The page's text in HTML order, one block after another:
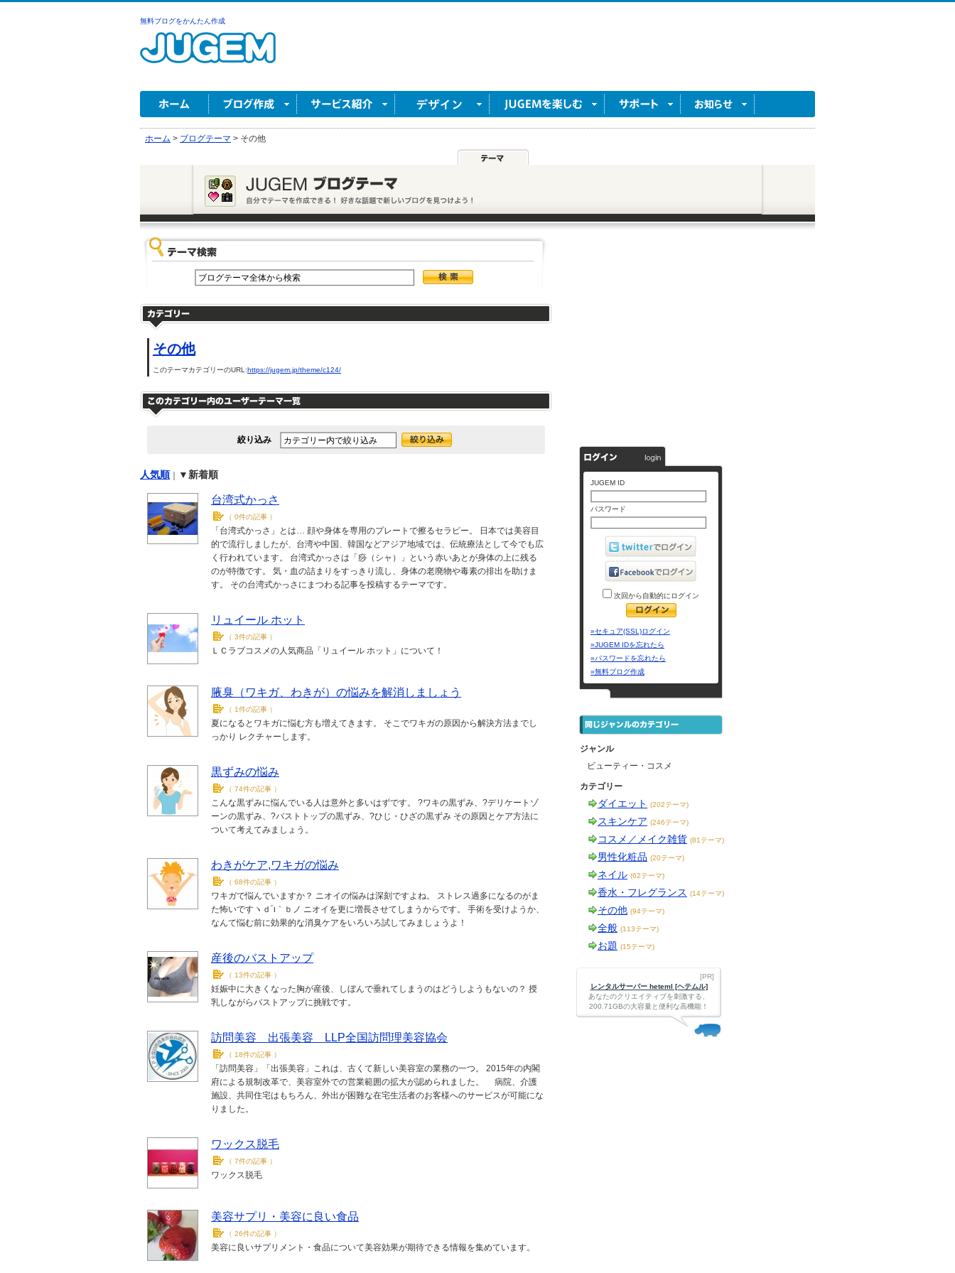
無料ブログをかんたん作成
ホーム > ブログテーマ > その他
その他
このテーマカテゴリーのURL:https://jugem.jp/theme/c124/
絞り込み
人気順 ▼新着順
台湾式かっさ
（ 0件の記事 ）
「台湾式かっさ」とは… 顔や身体を専用のプレートで擦るセラピー。 日本では美容目
的で流行しましたが、台湾や中国、韓国などアジア地域では、伝統療法として今でも広
く行われています。 台湾式かっさは「痧（シャ）」という赤いあとが身体の上に残る
のが特徴です。 気・血の詰まりをすっきり流し、身体の老廃物や毒素の排出を助けま
す。 その台湾式かっさにまつわる記事を投稿するテーマです。
リュイール ホット
（ 3件の記事 ）
ＬＣラブコスメの人気商品「リュイール ホット」について！
腋臭（ワキガ、わきが）の悩みを解消しましょう
（ 1件の記事 ）
夏になるとワキガに悩む方も増えてきます。 そこでワキガの原因から解決方法までし
っかり レクチャーします。
黒ずみの悩み
（ 74件の記事 ）
こんな黒ずみに悩んでいる人は意外と多いはずです。 ?ワキの黒ずみ、?デリケートゾ
ーンの黒ずみ、?バストトップの黒ずみ、?ひじ・ひざの黒ずみ その原因とケア方法に
ついて考えてみましょう。
わきがケア,ワキガの悩み
（ 68件の記事 ）
ワキガで悩んでいますか？ ニオイの悩みは深刻ですよね。 ストレス過多になるのがま
た怖いですヽｄ´ι｀ｂノ ニオイを更に増長させてしまうからです。 手術を受けようか、
なんて悩む前に効果的な消臭ケアをいろいろ試してみましょうよ！
産後のバストアップ
（ 13件の記事 ）
妊娠中に大きくなった胸が産後、しぼんで垂れてしまうのはどうしようもないの？ 授
乳しながらバストアップに挑戦です。
訪問美容 出張美容 LLP全国訪問理美容協会
（ 18件の記事 ）
「訪問美容」「出張美容」これは、古くて新しい美容室の業務の一つ。 2015年の内閣
府による規制改革で、美容室外での営業範囲の拡大が認められました。 病院、介護
施設、共同住宅はもちろん、外出が困難な在宅生活者のお客様へのサービスが可能にな
りました。
ワックス脱毛
（ 7件の記事 ）
ワックス脱毛
美容サプリ・美容に良い食品
（ 26件の記事 ）
美容に良いサプリメント・食品について美容効果が期待できる情報を集めています。
JUGEM ID
パスワード
次回から自動的にログイン
»セキュア(SSL)ログイン
»JUGEM IDを忘れたら
»パスワードを忘れたら
»無料ブログ作成
ジャンル
ビューティー・コスメ
カテゴリー
ダイエット (202テーマ)
スキンケア (246テーマ)
コスメ／メイク雑貨 (81テーマ)
男性化粧品 (20テーマ)
ネイル (62テーマ)
香水・フレグランス (14テーマ)
その他 (94テーマ)
全般 (113テーマ)
お題 (15テーマ)
[PR]
レンタルサーバー heteml [ヘテムル]
あなたのクリエイティブを刺激する、
200.71GBの大容量と便利な高機能！